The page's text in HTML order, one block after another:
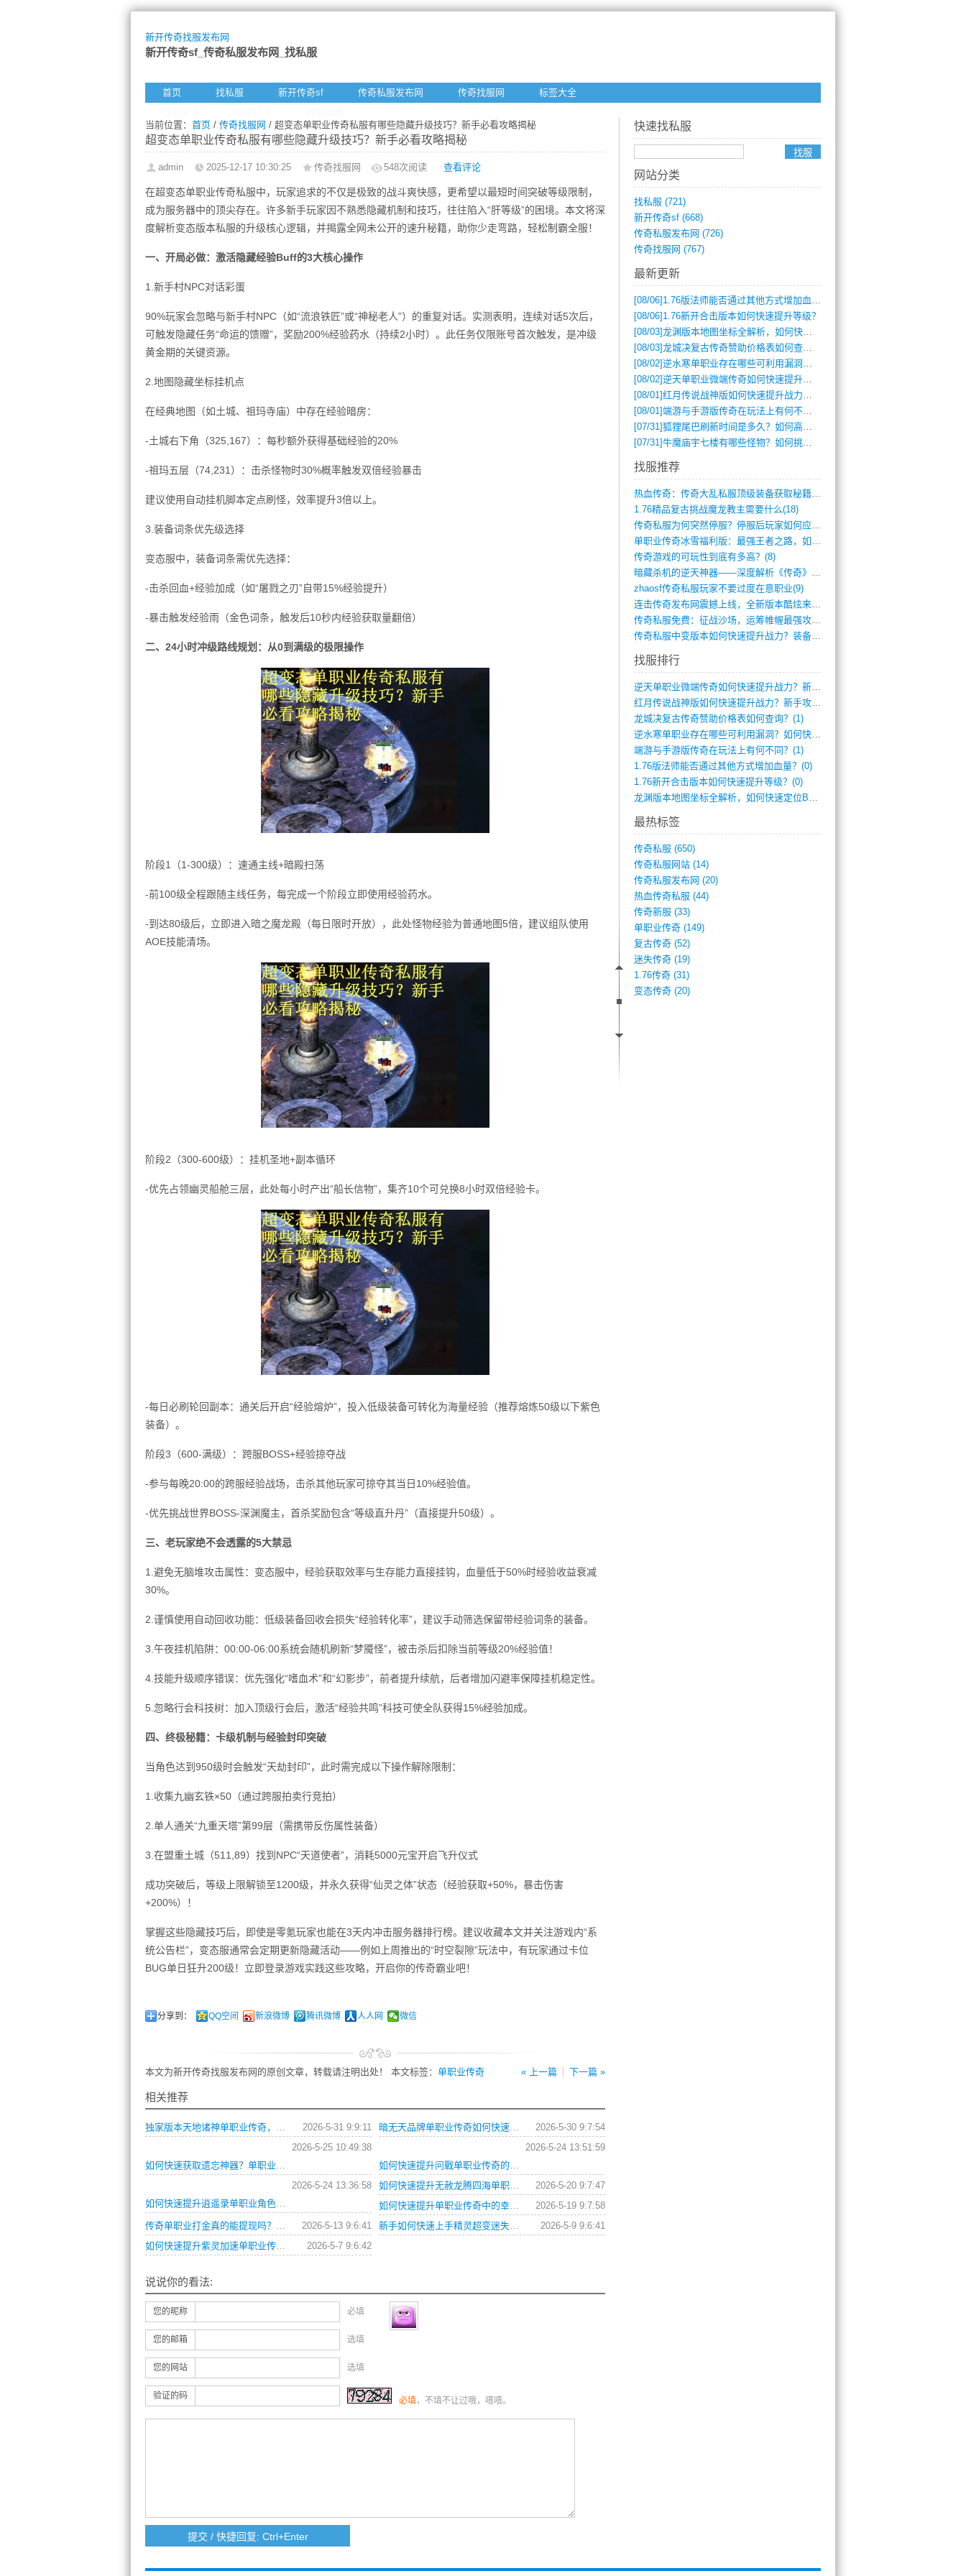
新开传奇找服发布网
新开传奇sf_传奇私服发布网_找私服
首页 找私服 新开传奇sf 传奇私服发布网 传奇找服网
标签大全
当前位置： 首页 / 传奇找服网 / 超变态单职业传奇私服有哪些隐藏升级技巧？新手必看攻略揭秘
超变态单职业传奇私服有哪些隐藏升级技巧？新手必看攻略揭秘
admin 2025-12-17 10:30:25 传奇找服网 548次阅读 查看评论
在超变态单职业传奇私服中，玩家追求的不仅是极致的战斗爽快感，更希望以最短时间突破等级限制，
成为服务器中的顶尖存在。许多新手玩家因不熟悉隐藏机制和技巧，往往陷入“肝等级”的困境。本文将深
度解析变态版本私服的升级核心逻辑，并揭露全网未公开的速升秘籍，助你少走弯路，轻松制霸全服！
一、开局必做：激活隐藏经验Buff的3大核心操作
1.新手村NPC对话彩蛋
90%玩家会忽略与新手村NPC（如“流浪铁匠”或“神秘老人”）的重复对话。实测表明，连续对话5次后，
可触发隐藏任务“命运的馈赠”，奖励200%经验药水（持续2小时）。此任务仅限账号首次触发，是冲级
黄金期的关键资源。
2.地图隐藏坐标挂机点
在经典地图（如土城、祖玛寺庙）中存在经验暗房：
-土城右下角（325,167）：每秒额外获得基础经验的20%
-祖玛五层（74,231）：击杀怪物时30%概率触发双倍经验暴击
建议使用自动挂机脚本定点刷怪，效率提升3倍以上。
3.装备词条优先级选择
变态服中，装备词条需优先选择：
-击杀回血+经验加成（如“屠戮之刃”自带15%经验提升）
-暴击触发经验雨（金色词条，触发后10秒内经验获取量翻倍）
二、24小时冲级路线规划：从0到满级的极限操作
阶段1（1-300级）：速通主线+暗殿扫荡
-前100级全程跟随主线任务，每完成一个阶段立即使用经验药水。
-到达80级后，立即进入暗之魔龙殿（每日限时开放），此处怪物经验为普通地图5倍，建议组队使用
AOE技能清场。
阶段2（300-600级）：挂机圣地+副本循环
-优先占领幽灵船舱三层，此处每小时产出“船长信物”，集齐10个可兑换8小时双倍经验卡。
-每日必刷轮回副本：通关后开启“经验熔炉”，投入低级装备可转化为海量经验（推荐熔炼50级以下紫色
装备）。
阶段3（600-满级）：跨服BOSS+经验掠夺战
-参与每晚20:00的跨服经验战场，击杀其他玩家可掠夺其当日10%经验值。
-优先挑战世界BOSS-深渊魔主，首杀奖励包含“等级直升丹”（直接提升50级）。
三、老玩家绝不会透露的5大禁忌
1.避免无脑堆攻击属性：变态服中，经验获取效率与生存能力直接挂钩，血量低于50%时经验收益衰减
30%。
2.谨慎使用自动回收功能：低级装备回收会损失“经验转化率”，建议手动筛选保留带经验词条的装备。
3.午夜挂机陷阱：00:00-06:00系统会随机刷新“梦魇怪”，被击杀后扣除当前等级20%经验值！
4.技能升级顺序错误：优先强化“嗜血术”和“幻影步”，前者提升续航，后者增加闪避率保障挂机稳定性。
5.忽略行会科技树：加入顶级行会后，激活“经验共鸣”科技可使全队获得15%经验加成。
四、终极秘籍：卡级机制与经验封印突破
当角色达到950级时会触发“天劫封印”，此时需完成以下操作解除限制：
1.收集九幽玄铁×50（通过跨服拍卖行竞拍）
2.单人通关“九重天塔”第99层（需携带反伤属性装备）
3.在盟重土城（511,89）找到NPC“天道使者”，消耗5000元宝开启飞升仪式
成功突破后，等级上限解锁至1200级，并永久获得“仙灵之体”状态（经验获取+50%，暴击伤害
+200%）！
掌握这些隐藏技巧后，即使是零氪玩家也能在3天内冲击服务器排行榜。建议收藏本文并关注游戏内“系
统公告栏”，变态服通常会定期更新隐藏活动——例如上周推出的“时空裂隙”玩法中，有玩家通过卡位
BUG单日狂升200级！立即登录游戏实践这些攻略，开启你的传奇霸业吧！
分享到： QQ空间 新浪微博 腾讯微博 人人网 微信
« 上一篇 下一篇 »
本文为新开传奇找服发布网的原创文章，转载请注明出处！ 本文标签： 单职业传奇
相关推荐
2026-5-31 9:9:11
独家版本天地诸神单职业传奇，如何快速提升战力？ 2026-5-30 9:7:54
暗无天品牌单职业传奇如何快速提升战力？
2026-5-25 10:49:38
如何快速获取遗忘神器？单职业传奇之巅最强装备路线是什么？追寻失落记忆任务卡关了怎么办？
2026-5-24 13:51:59
如何快速提升问戰单职业传奇的战斗力？
2026-5-24 13:36:58
如何快速提升逍遥录单职业角色等级？
2026-5-20 9:7:47
如何快速提升无赦龙腾四海单职业角色等级？
2026-5-19 9:7:58
如何快速提升单职业传奇中的幸运值和极品爆率？
2026-5-13 9:6:41
传奇单职业打金真的能提现吗？这份攻略告诉你答案 2026-5-9 9:6:41
新手如何快速上手精灵超变迷失单职业66666？这份攻略为你解答所有疑问。
2026-5-7 9:6:42
如何快速提升紫灵加速单职业传奇的战斗力？
说说你的看法:
您的昵称 必填
您的邮箱 选填
您的网站 选填
验证的码 必填，不填不让过哦，嘻嘻。
快速找私服
网站分类
找私服 (721)
新开传奇sf (668)
传奇私服发布网 (726)
传奇找服网 (767)
最新更新
[08/06] 1.76版法师能否通过其他方式增加血量？
[08/06] 1.76新开合击版本如何快速提升等级？
[08/03]龙渊版本地图坐标全解析，如何快速定位BOSS位置？
[08/03]龙城决复古传奇赞助价格表如何查询？
[08/02]逆水寒单职业存在哪些可利用漏洞？如何快速提升战力？
[08/02]逆天单职业微端传奇如何快速提升战力？新手必看攻略
[08/01]红月传说战神版如何快速提升战力？新手攻略全解析？
[08/01]端游与手游版传奇在玩法上有何不同？
[07/31]狐狸尾巴刷新时间是多久？如何高效获取传奇手游中的狐狸尾巴？
[07/31]牛魔庙宇七楼有哪些怪物？如何挑战它们？
找服推荐
热血传奇：传奇大乱私服顶级装备获取秘籍(887)
1.76精品复古挑战魔龙教主需要什么(18)
传奇私服为何突然停服？停服后玩家如何应对(744)
单职业传奇冰雪福利版：最强王者之路，如何(659)
传奇游戏的可玩性到底有多高？(8)
暗藏杀机的逆天神器——深度解析《传奇》祈(374)
zhaosf传奇私服玩家不要过度在意职业(9)
连击传奇发布网震撼上线，全新版本酷炫来袭(12)
传奇私服免费：征战沙场，运筹帷幄最强攻城(516)
传奇私服中变版本如何快速提升战力？装备强(1012)
找服排行
逆天单职业微端传奇如何快速提升战力？新手(2)
红月传说战神版如何快速提升战力？新手攻略(2)
龙城决复古传奇赞助价格表如何查询？(1)
逆水寒单职业存在哪些可利用漏洞？如何快速(1)
端游与手游版传奇在玩法上有何不同？(1)
1.76版法师能否通过其他方式增加血量？(0)
1.76新开合击版本如何快速提升等级？(0)
龙渊版本地图坐标全解析，如何快速定位BO(0)
最热标签
传奇私服 (650)
传奇私服网站 (14)
传奇私服发布网 (20)
热血传奇私服 (44)
传奇新服 (33)
单职业传奇 (149)
复古传奇 (52)
迷失传奇 (19)
1.76传奇 (31)
变态传奇 (20)